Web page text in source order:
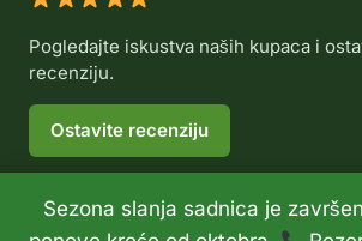
Sezona slanja sadnica je
Pogledajte iskustva naših kupaca i
recenziju.
Ostavite recenziju